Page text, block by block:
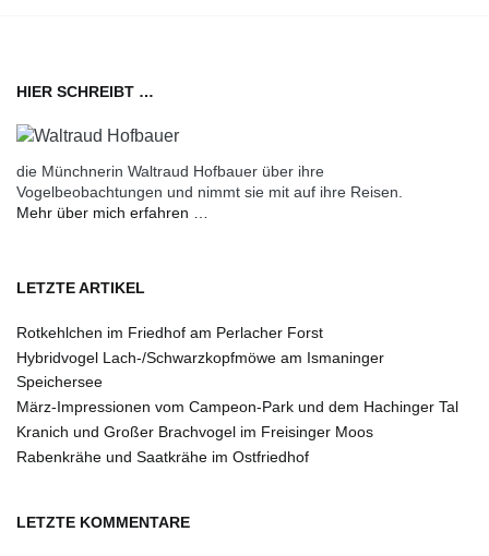
HIER SCHREIBT …
die Münchnerin Waltraud Hofbauer über ihre
Vogelbeobachtungen und nimmt sie mit auf ihre Reisen.
Mehr über mich erfahren …
LETZTE ARTIKEL
Rotkehlchen im Friedhof am Perlacher Forst
Hybridvogel Lach-/Schwarzkopfmöwe am Ismaninger
Speichersee
März-Impressionen vom Campeon-Park und dem Hachinger Tal
Kranich und Großer Brachvogel im Freisinger Moos
Rabenkrähe und Saatkrähe im Ostfriedhof
LETZTE KOMMENTARE